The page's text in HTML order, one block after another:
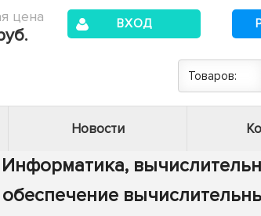
цена ВХОД
Товаров:
Новости
Информатика,
обеспечение